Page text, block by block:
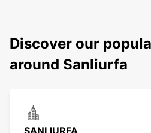
Discover our
around Sanliurfa